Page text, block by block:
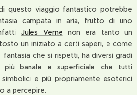
questo viaggio fantastico potrebbe
campata in aria, frutto di uno
Jules Verne non era tanto un
un iniziato a certi saperi, e come
che si rispetti, ha diversi gradi
banale e superficiale che tutti
e più propriamente esoterici
a percepire.